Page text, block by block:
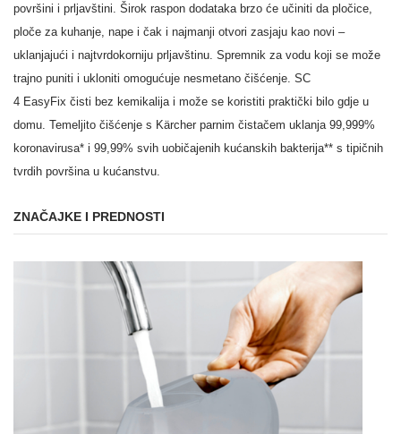
površini i prljavštini. Širok raspon dodataka brzo će učiniti da pločice,
ploče za kuhanje, nape i čak i najmanji otvori zasjaju kao novi –
uklanjajući i najtvrdokorniju prljavštinu. Spremnik za vodu koji se može
trajno puniti i ukloniti omogućuje nesmetano čišćenje. SC
4 EasyFix čisti bez kemikalija i može se koristiti praktički bilo gdje u
domu. Temeljito čišćenje s Kärcher parnim čistačem uklanja 99,999%
koronavirusa* i 99,99% svih uobičajenih kućanskih bakterija** s tipičnih
tvrdih površina u kućanstvu.
ZNAČAJKE I PREDNOSTI